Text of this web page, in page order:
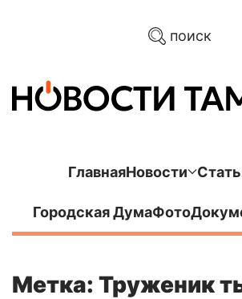
поиск
ГлавнаяНовости
Городская ДумаФото
Метка: Труженик